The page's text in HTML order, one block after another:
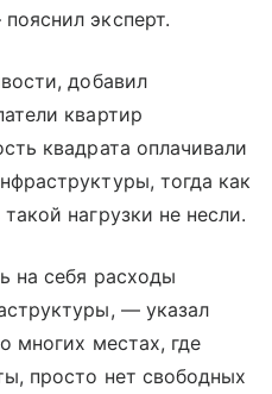
эксперт.
добавил
квартир
квадрата оплачивали
тогда как
нагрузки не несли.
на себя расходы
— указал
многих местах, где
просто нет свободных